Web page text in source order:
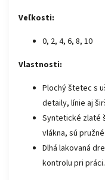
Veľkosti:
0, 2, 4, 6, 8, 10
Vlastnosti:
Plochý štetec s
detaily, línie aj
Syntetické zlaté
vlákna, sú
Dlhá lakovaná
kontrolu pri práci.